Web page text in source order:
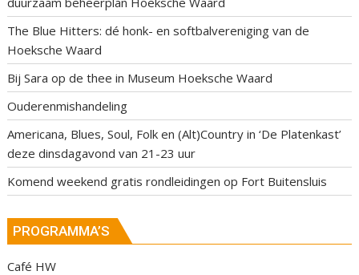
The Blue Hitters: dé honk- en softbalvereniging van de
Hoeksche Waard
Bij Sara op de thee in Museum Hoeksche Waard
Ouderenmishandeling
Americana, Blues, Soul, Folk en (Alt)Country in ‘De Platenkast’
deze dinsdagavond van 21-23 uur
Komend weekend gratis rondleidingen op Fort Buitensluis
PROGRAMMA’S
Café HW